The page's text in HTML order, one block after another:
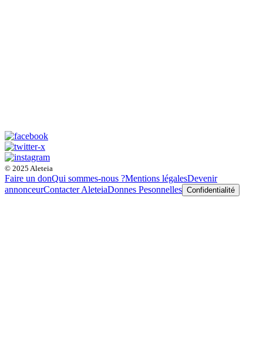
© 2025 Aleteia
Faire un donQui sommes-nous ?Mentions légalesDevenir
annonceurContacter AleteiaDonnes Pesonnelles Confidentialité